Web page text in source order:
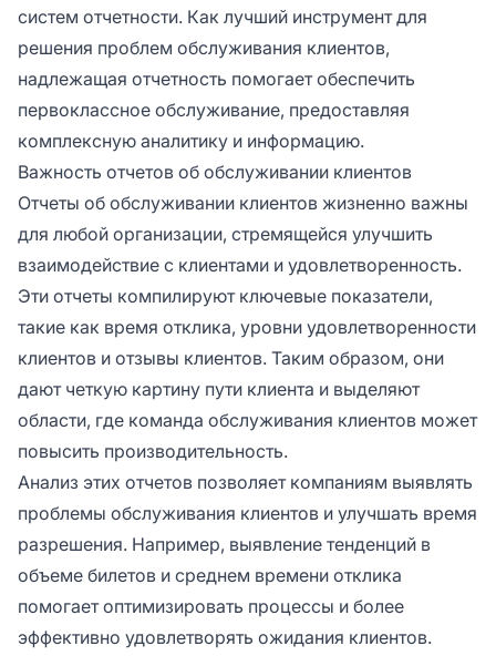
систем отчетности. Как лучший инструмент для
решения проблем обслуживания клиентов,
надлежащая отчетность помогает обеспечить
первоклассное обслуживание, предоставляя
комплексную аналитику и информацию.
Важность отчетов об обслуживании клиентов
Отчеты об обслуживании клиентов жизненно важны
для любой организации, стремящейся улучшить
взаимодействие с клиентами и удовлетворенность.
Эти отчеты компилируют ключевые показатели,
такие как время отклика, уровни удовлетворенности
клиентов и отзывы клиентов. Таким образом, они
дают четкую картину пути клиента и выделяют
области, где команда обслуживания клиентов может
повысить производительность.
Анализ этих отчетов позволяет компаниям выявлять
проблемы обслуживания клиентов и улучшать время
разрешения. Например, выявление тенденций в
объеме билетов и среднем времени отклика
помогает оптимизировать процессы и более
эффективно удовлетворять ожидания клиентов.